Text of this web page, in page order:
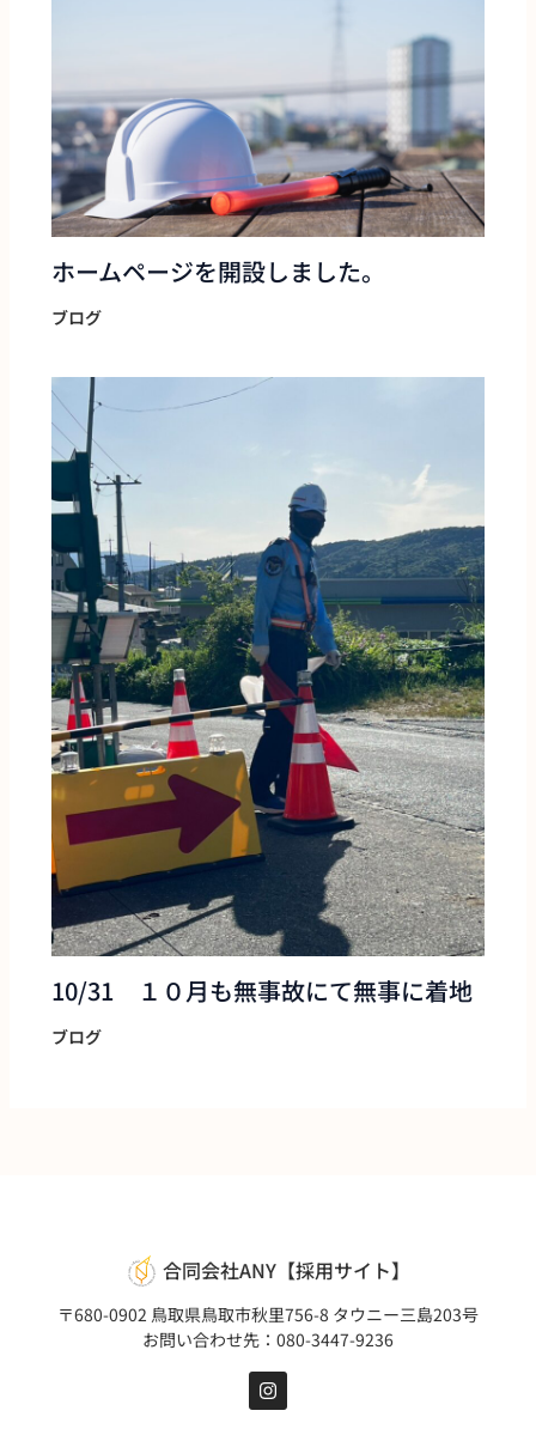
ホームページを開設しました。
ブログ
10/31 １０月も無事故にて無事に着地
ブログ
合同会社ANY【採用サイト】
〒680-0902 鳥取県鳥取市秋里756-8 タウニー三島203号
お問い合わせ先：080-3447-9236
n
s
t